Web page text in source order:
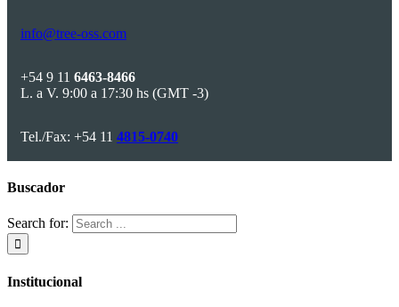
info@tree-oss.com
+54 9 11 6463-8466
L. a V. 9:00 a 17:30 hs (GMT -3)
Tel./Fax: +54 11 4815-0740
Buscador
Search for:
Institucional